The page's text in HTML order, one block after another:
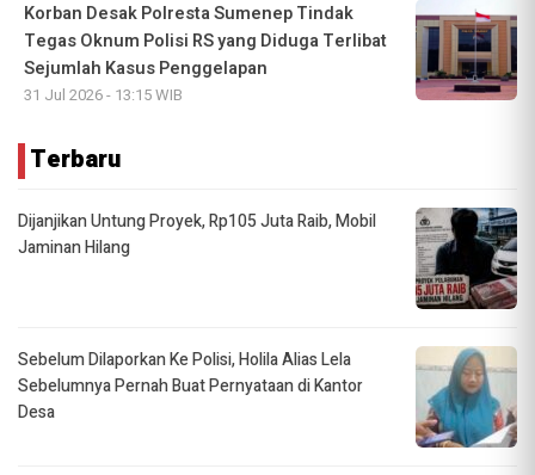
Korban Desak Polresta Sumenep Tindak
Tegas Oknum Polisi RS yang Diduga Terlibat
Sejumlah Kasus Penggelapan
31 Jul 2026 - 13:15 WIB
Terbaru
Dijanjikan Untung Proyek, Rp105 Juta Raib, Mobil
Jaminan Hilang
Sebelum Dilaporkan Ke Polisi, Holila Alias Lela
Sebelumnya Pernah Buat Pernyataan di Kantor
Desa